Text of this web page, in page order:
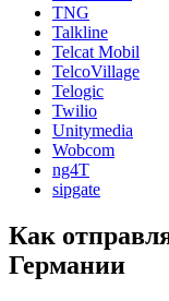
TNG
Talkline
Telcat Mobil
TelcoVillage
Telogic
Twilio
Unitymedia
Wobcom
ng4T
sipgate
Как
Германии